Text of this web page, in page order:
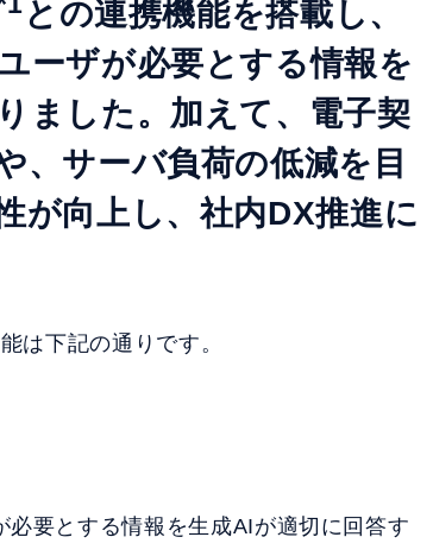
との連携機能を搭載し、
ーザが必要とする情報を
ました。加えて、電子契
、サーバ負荷の低減を目
が向上し、社内DX推進に
は下記の通りです。
要とする情報を生成AIが適切に回答す